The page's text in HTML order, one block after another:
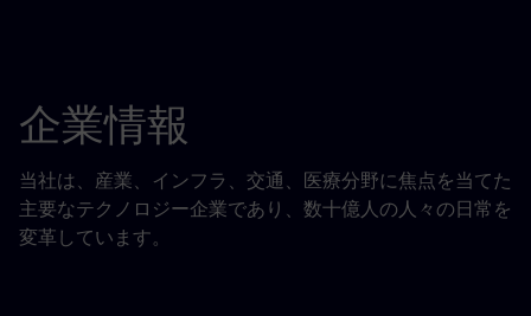
企業情報
当社は、産業、インフラ、交通、医療分野に焦点を当てた
主要なテクノロジー企業であり、数十億人の人々の日常を
変革しています。